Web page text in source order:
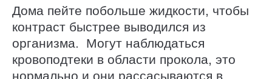
Дома пейте побольше жидкости, чтобы
контраст быстрее выводился из
организма. Могут наблюдаться
кровоподтеки в области прокола, это
нормально и они рассасываются в